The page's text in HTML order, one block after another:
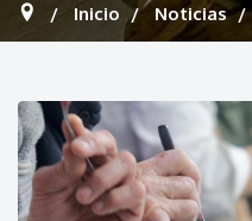
Inicio Noticias